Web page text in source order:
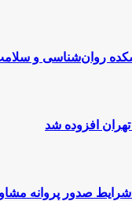
روان‌شناسی و
افزوده‌ شد
صدور پروانه